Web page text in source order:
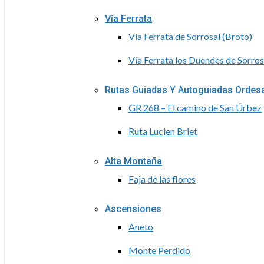
Vía Ferrata
Vía Ferrata de Sorrosal (Broto)
Vía Ferrata los Duendes de
Rutas Guiadas Y Autoguiadas
GR 268 – El camino de San Úrbez
Ruta Lucien Briet
Alta Montaña
Faja de las flores
Ascensiones
Aneto
Monte Perdido